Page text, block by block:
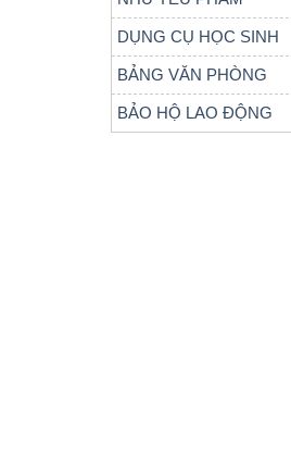
DỤNG CỤ HỌC SINH
BẢNG VĂN PHÒNG
BẢO HỘ LAO ĐỘNG